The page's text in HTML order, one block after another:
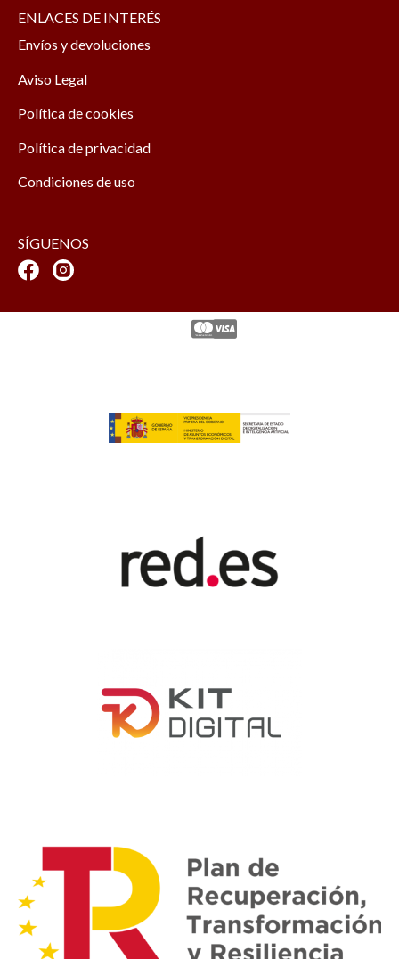
ENLACES DE INTERÉS
Envíos y devoluciones
Aviso Legal
Política de cookies
Política de privacidad
Condiciones de uso
SÍGUENOS